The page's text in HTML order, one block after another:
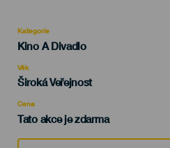
Kategorie
Categoría
evento
Kino A Divadlo
Věk
Edad
Recomendada
Široká Veřejnost
Cena
Tato akce je zdarma